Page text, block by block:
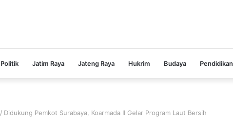
Politik Jatim Raya Jateng Raya Hukrim Budaya Pendidikan
/ Didukung Pemkot Surabaya, Koarmada II Gelar Program Laut Bersih